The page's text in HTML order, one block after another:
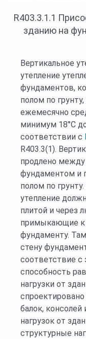
R403.3.1.1
зданию на
Вертикальное
утепление
фундаментов,
полом по
ежемесячно
минимум 18°C
соответствии с
R403.3(1).
продлено
фундаментом и
полом по
утепление
плитой и через
примыкающие к
фундаменту.
стену
соответствие
способность
нагрузки от
балок, консолей
нагрузок от
структурные